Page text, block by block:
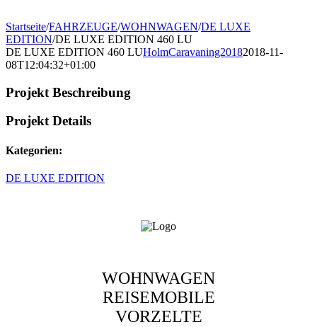
Startseite/FAHRZEUGE/WOHNWAGEN/DE LUXE
EDITION/DE LUXE EDITION 460 LU
DE LUXE EDITION 460 LUHolmCaravaning20182018-11-
08T12:04:32+01:00
Projekt Beschreibung
Projekt Details
Kategorien:
DE LUXE EDITION
WOHNWAGEN
REISEMOBILE
VORZELTE